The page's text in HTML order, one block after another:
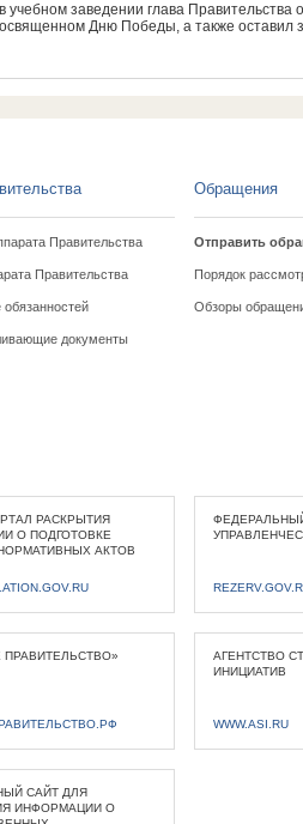
учебном заведении глава Правительства
Дню Победы, а также оставил
Правительства
Правительства
документы
Обращения
Отправить
Порядок
Обзоры
РАСКРЫТИЯ
О ПОДГОТОВКЕ
АКТОВ
АГЕНТСТВО
ИНИЦИАТИВ
WWW.ASI.RU
САЙТ ДЛЯ
ИНФОРМАЦИИ О